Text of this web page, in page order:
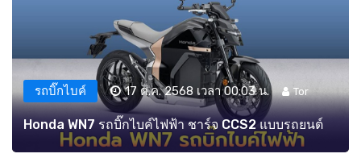
รถบิ๊กไบค์ 17 ต.ค. 2568 เวลา 00:03 น. Tor
Honda WN7 รถบิ๊กไบค์ไฟฟ้า ชาร์จ CCS2 แบบรถยนต์